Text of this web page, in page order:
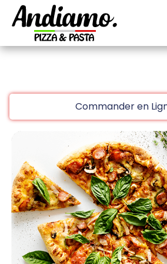
Accueil
Avis
Appelez-nous
C.G.V
Mentions Légales
Mon Compte
Nous Trouver
Commander en
code promo [PLATINIUM]
Aujourd’hui 16:30
10 € de réduction à partir de
www.platinium.fr
code promo [PLATINIUM]
Aujourd’hui 16:30
Laissez vous tenter!!
10 € de réduction à partir de
www.platinium.fr
code promo [PLATINIUM]
Aujourd’hui 16:30